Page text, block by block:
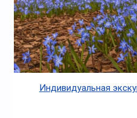
Индивидуальная